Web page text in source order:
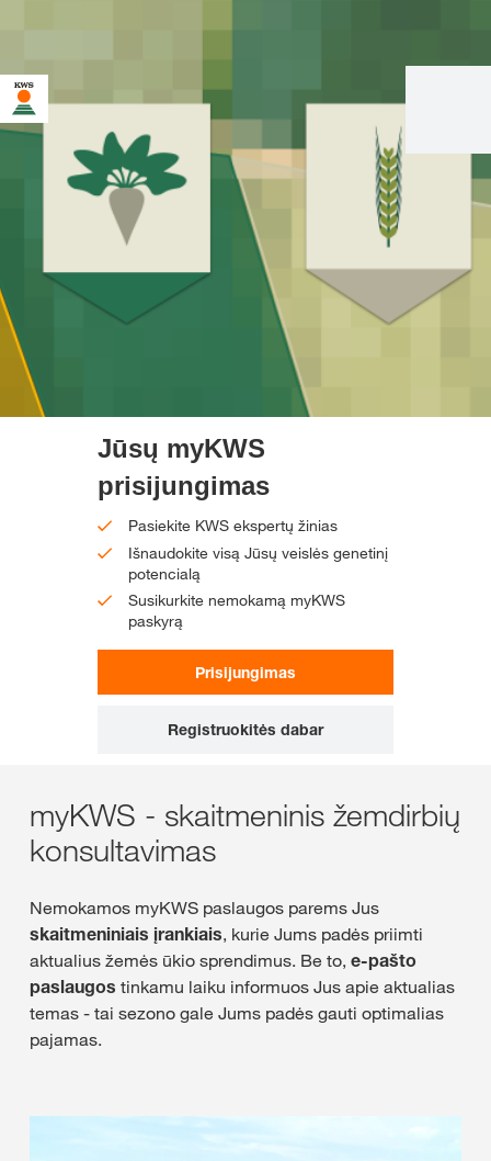
Jūsų myKWS
prisijungimas
Pasiekite KWS ekspertų žinias
Išnaudokite visą Jūsų veislės genetinį
potencialą
Susikurkite nemokamą myKWS
paskyrą
Prisijungimas
Registruokitės dabar
myKWS - skaitmeninis žemdirbių
konsultavimas
Nemokamos myKWS paslaugos parems Jus
skaitmeniniais įrankiais, kurie Jums padės priimti
aktualius žemės ūkio sprendimus. Be to, e-pašto
paslaugos tinkamu laiku informuos Jus apie aktualias
temas - tai sezono gale Jums padės gauti optimalias
pajamas.